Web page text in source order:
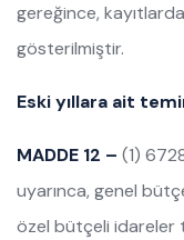
gereğince,
gösterilmiştir.
Eski yıllara ait
MADDE 12 – (1)
uyarınca, genel
özel bütçeli idareler